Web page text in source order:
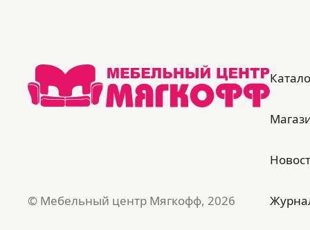
© Мебельный центр Мягкофф, 2026